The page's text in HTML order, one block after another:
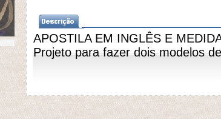
APOSTILA EM INGLÊS E
Projeto para fazer dois modelos